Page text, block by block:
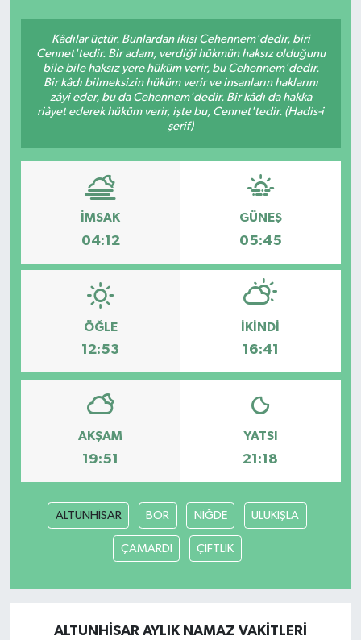
Kâdılar üçtür. Bunlardan ikisi Cehennem'dedir, biri
Cennet'tedir. Bir adam, verdiği hükmün haksız olduğunu
bile bile haksız yere hüküm verir, bu Cehennem'dedir.
Bir kâdı bilmeksizin hüküm verir ve insanların haklarını
zâyi eder, bu da Cehennem'dedir. Bir kâdı da hakka
riâyet ederek hüküm verir, işte bu, Cennet'tedir. (Hadis-i
şerif)
İMSAK
04:12
GÜNEŞ
05:45
ÖĞLE
12:53
İKINDI
16:41
AKŞAM
19:51
YATSI
21:18
ALTUNHİSAR BOR NİĞDE ULUKIŞLA
ÇAMARDI ÇİFTLİK
ALTUNHİSAR AYLIK NAMAZ VAKITLERI